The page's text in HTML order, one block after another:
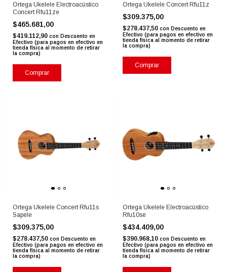
Ortega Ukelele Electroacústico
Concert Rfu11ze
$465.681,00
$419.112,90 con Descuento en
Efectivo (para pagos en efectivo en
tienda física al momento de retirar
la compra)
Comprar
Ortega Ukelele Concert Rfu11z
$309.375,00
$278.437,50 con Descuento en
Efectivo (para pagos en efectivo en
tienda física al momento de retirar
la compra)
Comprar
Ortega Ukelele Concert Rfu11s
Sapele
$309.375,00
$278.437,50 con Descuento en
Efectivo (para pagos en efectivo en
tienda física al momento de retirar
la compra)
Ortega Ukelele Electroacústico
Rfu10se
$434.409,00
$390.968,10 con Descuento en
Efectivo (para pagos en efectivo en
tienda física al momento de retirar
la compra)